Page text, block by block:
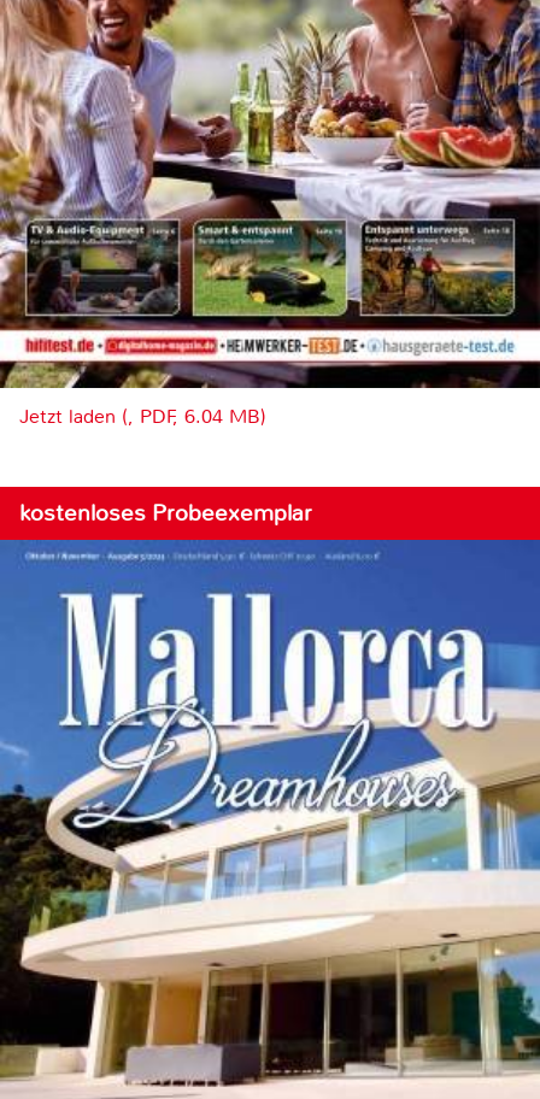
Jetzt laden (, PDF, 6.04 MB)
kostenloses Probeexemplar